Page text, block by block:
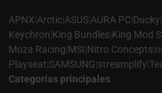
APNX|Arctic|ASUS|AURA PC|Ducky|
Keychron|King Bundles|King Mod
Moza Racing|MSI|Nitro Concepts|
Playseat|SAMSUNG|streamplify|
Categorías principales